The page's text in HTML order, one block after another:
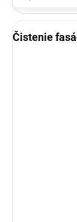
Čistenie